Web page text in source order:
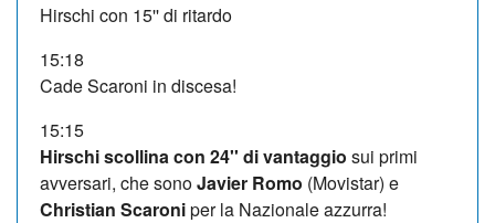
Hirschi con 15'' di ritardo
15:18
Cade Scaroni in discesa!
15:15
Hirschi scollina con 24'' di vantaggio sui primi
avversari, che sonoJavier Romo (Movistar) e
Christian Scaroniper la Nazionale azzurra!